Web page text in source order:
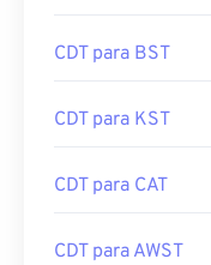
CDT para BST
CDT para KST
CDT para CAT
CDT para AWST